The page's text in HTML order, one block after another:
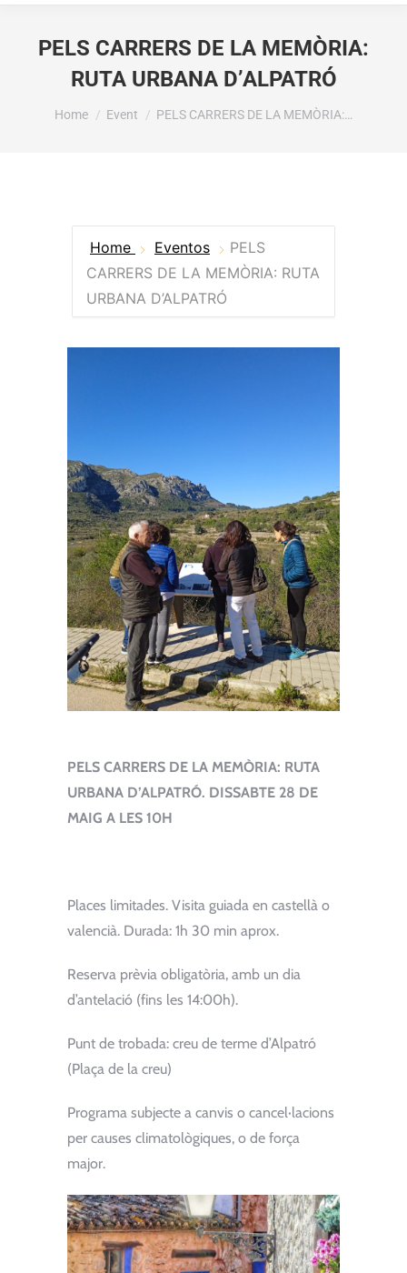
PELS CARRERS DE LA MEMÒRIA:
RUTA URBANA D’ALPATRÓ
You are here:
Home Event PELS CARRERS DE LA MEMÒRIA:…
Home Eventos
PELS
CARRERS DE LA MEMÒRIA: RUTA
URBANA D’ALPATRÓ
PELS CARRERS DE LA MEMÒRIA: RUTA
URBANA D’ALPATRÓ. DISSABTE 28 DE
MAIG A LES 10H
Places limitades. Visita guiada en castellà o
valencià. Durada: 1h 30 min aprox.
Reserva prèvia obligatòria, amb un dia
d’antelació (fins les 14:00h).
Punt de trobada: creu de terme d’Alpatró
(Plaça de la creu)
Programa subjecte a canvis o cancel·lacions
per causes climatològiques, o de força
major.